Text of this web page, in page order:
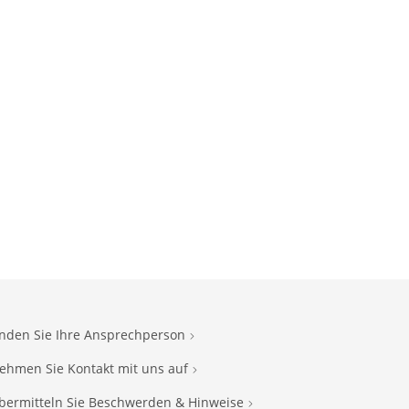
Sie Ihre Ansprechperson
Sie Kontakt mit uns auf
Sie Beschwerden & Hinweise